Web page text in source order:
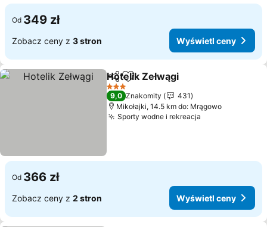
Od 349 zł
Zobacz ceny z 3 stron Wyświetl ceny
Udostępnij
Dodaj do ulubionych
Hotelik Zełwągi
3 Kategoria
9,0 Znakomity
431
Mikołajki, 14.5 km do: Mrągowo
Sporty wodne i rekreacja
Od 366 zł
Zobacz ceny z 2 stron Wyświetl ceny